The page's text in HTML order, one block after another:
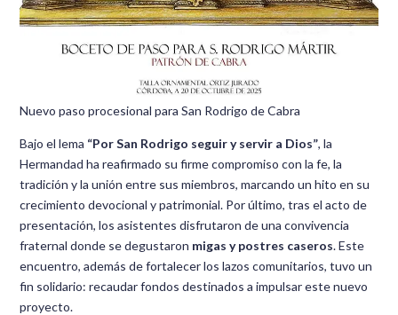
Nuevo paso procesional para San Rodrigo de Cabra
Bajo el lema “Por San Rodrigo seguir y servir a Dios”, la
Hermandad ha reafirmado su firme compromiso con la fe, la
tradición y la unión entre sus miembros, marcando un hito en su
crecimiento devocional y patrimonial. Por último, tras el acto de
presentación, los asistentes disfrutaron de una convivencia
fraternal donde se degustaron migas y postres caseros. Este
encuentro, además de fortalecer los lazos comunitarios, tuvo un
fin solidario: recaudar fondos destinados a impulsar este nuevo
proyecto.